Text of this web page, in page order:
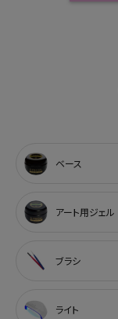
ベース
アート用ジェル
ブラシ
ライト